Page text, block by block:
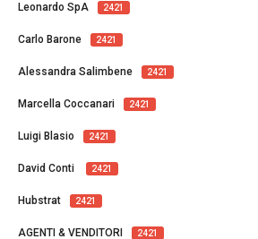
Leonardo SpA 2421
Carlo Barone 2421
Alessandra Salimbene 2421
Marcella Coccanari 2421
Luigi Blasio 2421
David Conti 2421
Hubstrat 2421
AGENTI & VENDITORI 2421